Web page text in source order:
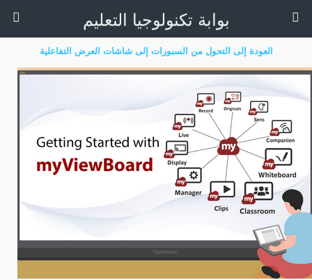
بوابة تكنولوجيا التعليم
العودة إلى التحول من السبورات إلى شاشات العرض التفاعلية